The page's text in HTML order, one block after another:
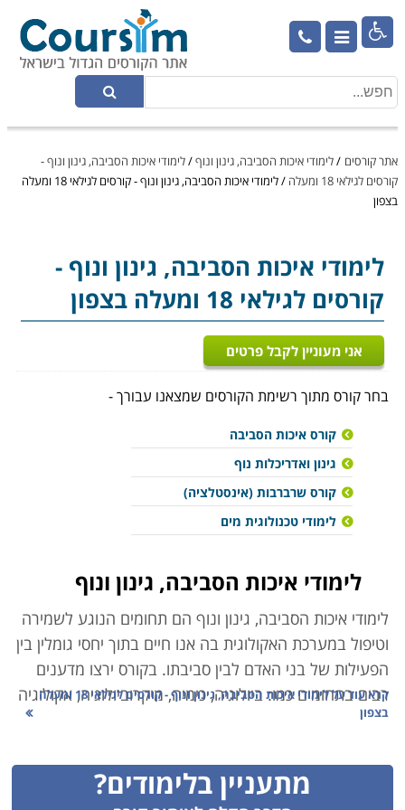

אתר קורסים /לימודי איכות הסביבה, גינון ונוף/לימודי איכות הסביבה, גינון ונוף -
קורסים לגילאי 18 ומעלה
/
לימודי איכות הסביבה, גינון ונוף - קורסים לגילאי 18 ומעלה
בצפון
לימודי איכות הסביבה, גינון ונוף -
קורסים לגילאי 18 ומעלה בצפון
אני מעוניין לקבל פרטים
בחר קורס מתוך רשימת הקורסים שמצאנו עבורך -
קורס איכות הסביבה
גינון ואדריכלות נוף
קורס שרברבות (אינסטלציה)
לימודי טכנולוגית מים
לימודי איכות הסביבה, גינון ונוף
לימודי איכות הסביבה, גינון ונוף הם תחומים הנוגע לשמירה
וטיפול במערכת האקולוגית בה אנו חיים בתוך יחסי גומלין בין
הפעילות של בני האדם לבין סביבתו. בקורס ירצו מדענים
רבים בתחומים כמו: ביולוגיה, כימיה, מיקרוביולוגיה, אקולוגיה
וכלכלה בין התחומים הנוספים שיילמדו יהיו גם מדעי הצמח
והמודעות כי בעיות בנושא זה נוגעות אף בבריאותנו
ולביטחונם הכללי של בני האדם ובעלי החיים, במרוצת
קרא עוד על
לימודי איכות הסביבה, גינון ונוף - קורסים לגילאי 18 ומעלה
בצפון
מתעניין בלימודים?